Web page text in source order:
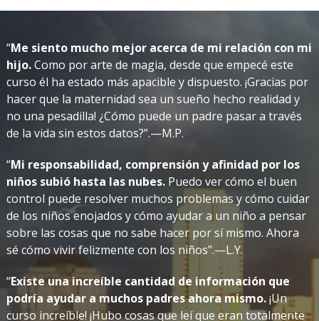
“Me siento mucho mejor acerca de mi relación con mi
hijo.Como por arte de magia, desde que empecé este
curso él ha estado más apacible y dispuesto. ¡Gracias por
hacer que la maternidad sea un sueño hecho realidad y
no una pesadilla! ¿Cómo puede un padre pasar a través
de la vida sin estos datos?”.—M.P.
“Mi responsabilidad, comprensión y afinidad por los
niños subió hasta las nubes. Puedo ver cómo el buen
control puede resolver muchos problemas y cómo cuidar
de los niños enojados y cómo ayudar a un niño a pensar
sobre las cosas que no sabe hacer por sí mismo. Ahora
sé cómo vivir felizmente con los niños”.—L.Y.
“Existe una increíble cantidad de información que
podría ayudar a muchos padres ahora mismo.¡Un
curso increíble! ¡Hubo cosas que leí que eran totalmente